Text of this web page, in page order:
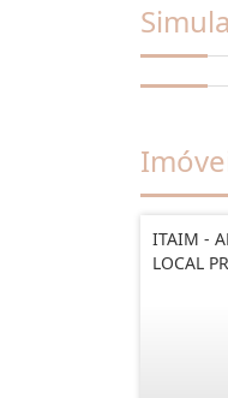
ITAIM -
LOCAL